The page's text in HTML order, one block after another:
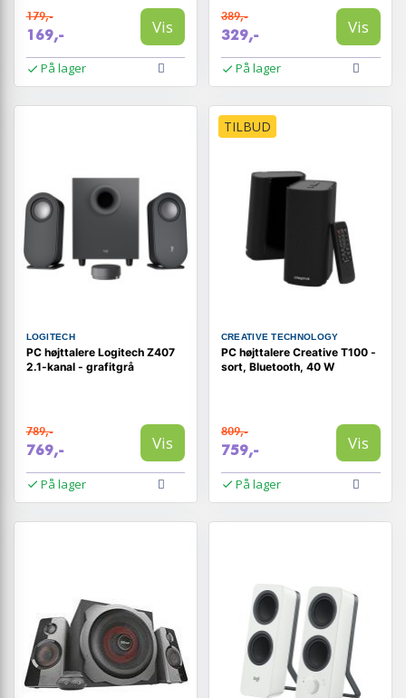
179,-
169,- Vis
På lager
389,-
329,- Vis
På lager
LOGITECH
PC højttalere Logitech Z407
2.1-kanal - grafitgrå
789,-
769,- Vis
På lager
TILBUD
CREATIVE TECHNOLOGY
PC højttalere Creative T100 -
sort, Bluetooth, 40 W
809,-
759,- Vis
På lager